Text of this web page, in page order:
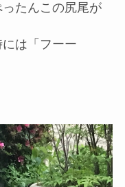
たんこの尻尾が
は「フーー